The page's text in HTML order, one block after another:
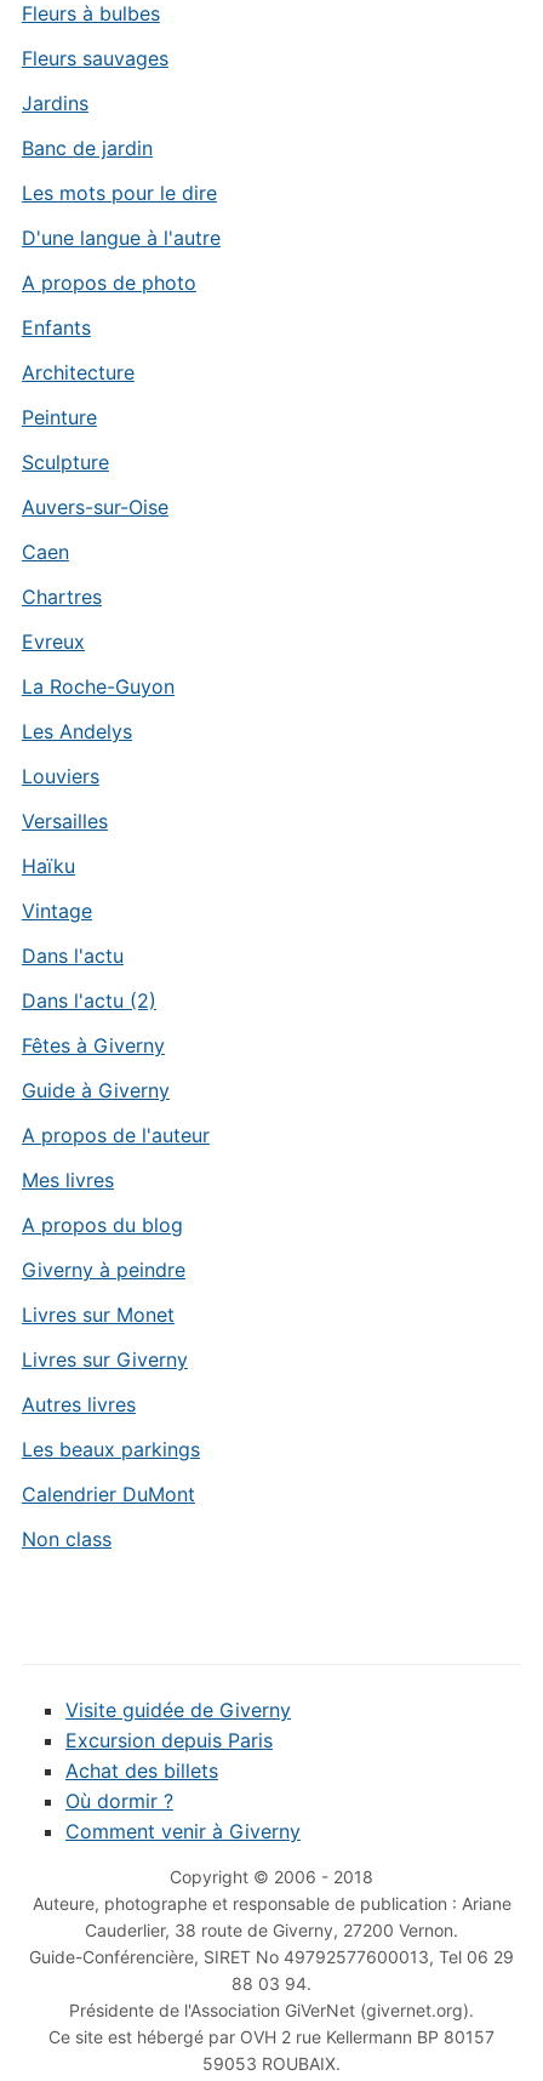
Fleurs à bulbes
Fleurs sauvages
Jardins
Banc de jardin
Les mots pour le dire
D'une langue à l'autre
A propos de photo
Enfants
Architecture
Peinture
Sculpture
Auvers-sur-Oise
Caen
Chartres
Evreux
La Roche-Guyon
Les Andelys
Louviers
Versailles
Haïku
Vintage
Dans l'actu
Dans l'actu (2)
Fêtes à Giverny
Guide à Giverny
A propos de l'auteur
Mes livres
A propos du blog
Giverny à peindre
Livres sur Monet
Livres sur Giverny
Autres livres
Les beaux parkings
Calendrier DuMont
Non class
Visite guidée de Giverny
Excursion depuis Paris
Achat des billets
Où dormir ?
Comment venir à Giverny
Copyright © 2006 - 2018
Auteure, photographe et responsable de publication : Ariane
Cauderlier, 38 route de Giverny, 27200 Vernon.
Guide-Conférencière, SIRET No 49792577600013, Tel 06 29
88 03 94.
Présidente de l'Association GiVerNet (givernet.org).
Ce site est hébergé par OVH 2 rue Kellermann BP 80157
59053 ROUBAIX.